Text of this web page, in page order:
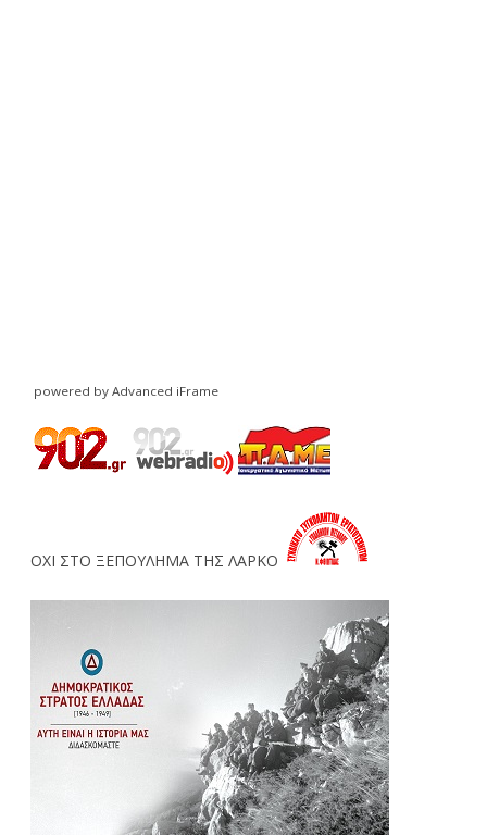
powered by Advanced iFrame
ΟΧΙ ΣΤΟ ΞΕΠΟΥΛΗΜΑ ΤΗΣ ΛΑΡΚΟ